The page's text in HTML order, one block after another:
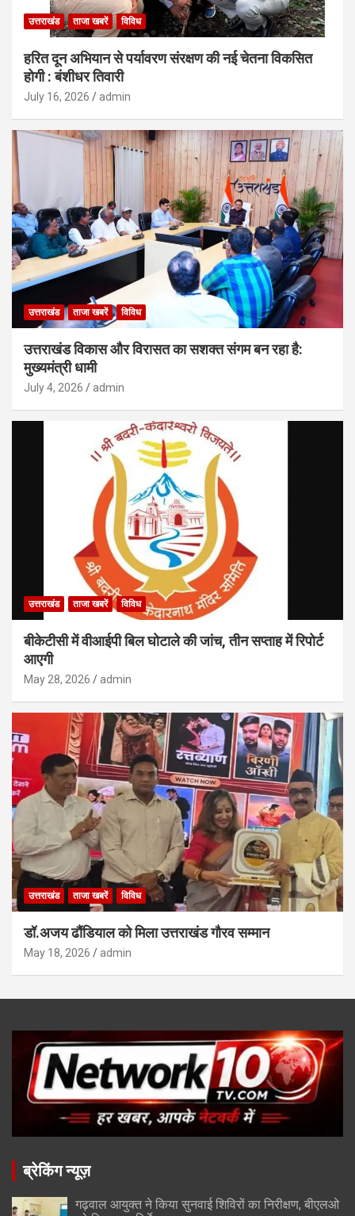
उत्तराखंड ताजा खबरें विविध
हरित दून अभियान से पर्यावरण संरक्षण की नई चेतना विकसित
होगी : बंशीधर तिवारी
July 16, 2026 admin
उत्तराखंड ताजा खबरें विविध
उत्तराखंड विकास और विरासत का सशक्त संगम बन रहा है:
मुख्यमंत्री धामी
July 4, 2026 admin
उत्तराखंड ताजा खबरें विविध
बीकेटीसी में वीआईपी बिल घोटाले की जांच, तीन सप्ताह में रिपोर्ट
आएगी
May 28, 2026 admin
उत्तराखंड ताजा खबरें विविध
डॉ.अजय ढौंडियाल को मिला उत्तराखंड गौरव सम्मान
May 18, 2026 admin
ब्रेकिंग न्यूज़
गढ़वाल आयुक्त ने किया सुनवाई शिविरों का निरीक्षण, बीएलओ